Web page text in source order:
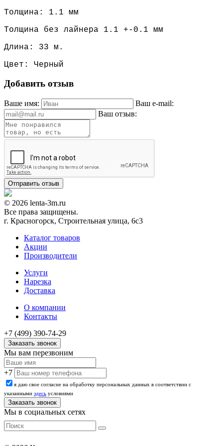
Толщина: 1.1 мм
Толщина без лайнера 1.1 +-0.1 мм
Длина: 33 м.
Цвет: Черный
Добавить отзыв
Ваше имя:
Ваш e-mail:
Ваш отзыв:
© 2026 lenta-3m.ru
Все права защищены.
г. Красногорск, Строительная улица, 6с3
Каталог товаров
Акции
Производители
Услуги
Нарезка
Доставка
О компании
Контакты
+7 (499) 390-74-29
Заказать звонок
Мы вам перезвоним
+7
я даю свое согласие на обработку персональных данных в соответствии с
указанными здесь условиями
Мы в социальных сетях